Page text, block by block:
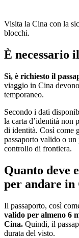
Visita la Cina con la
blocchi.
È necessario
Sì, è richiesto il
viaggio in Cina
temporaneo.
Secondo i dati
la carta d’identità non
di identità. Così come
passaporto valido o un
controllo di frontiera.
Quanto deve
per andare in
Il passaporto, così
valido per almeno 6
Cina. Quindi, il
durata del visto.